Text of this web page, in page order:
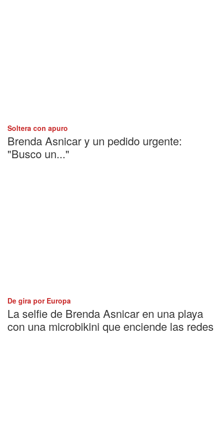
Soltera con apuro
Brenda Asnicar y un pedido urgente:
"Busco un..."
De gira por Europa
La selfie de Brenda Asnicar en una playa
con una microbikini que enciende las redes